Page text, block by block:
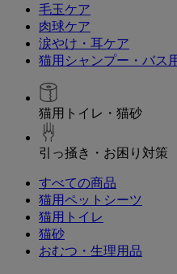
毛玉ケア
肉球ケア
涙やけ・耳ケア
猫用シャンプー・バス
猫用トイレ・猫砂
引っ掻き・お困り対策
すべての商品
猫用ペットシーツ
猫用トイレ
猫砂
おむつ・生理用品